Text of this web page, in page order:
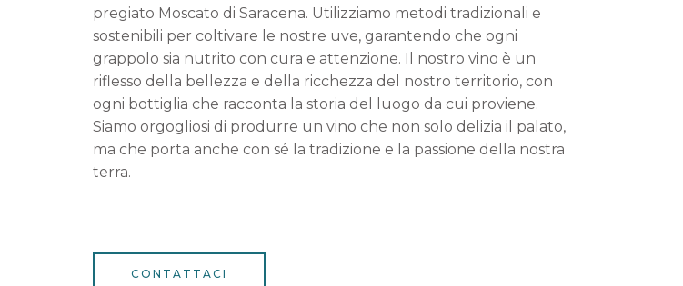
pregiato Moscato di Saracena. Utilizziamo metodi tradizionali e
sostenibili per coltivare le nostre uve, garantendo che ogni
grappolo sia nutrito con cura e attenzione. Il nostro vino è un
riflesso della bellezza e della ricchezza del nostro territorio, con
ogni bottiglia che racconta la storia del luogo da cui proviene.
Siamo orgogliosi di produrre un vino che non solo delizia il palato,
ma che porta anche con sé la tradizione e la passione della nostra
terra.
CONTATTACI